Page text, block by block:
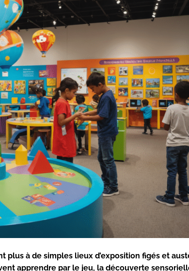
plus à de simples lieux d’exposition figés et
apprendre par le jeu, la découverte